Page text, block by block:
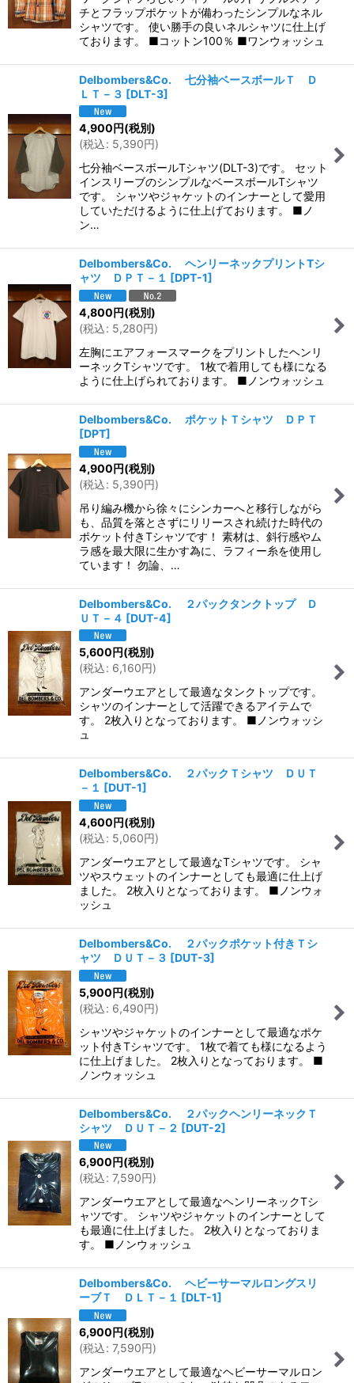
チとフラップポケットが備わったシンプルなネル
シャツです。 使い勝手の良いネルシャツに仕上げ
ております。 ■コットン100％ ■ワンウォッシュ
Delbombers&Co. 七分袖ベースボールＴ Ｄ
ＬＴ－３ [DLT-3]
4,900円(税別)
(税込: 5,390円)
七分袖ベースボールTシャツ(DLT-3)です。 セット
インスリーブのシンプルなベースボールTシャツ
です。 シャツやジャケットのインナーとして愛用
していただけるように仕上げております。 ■ノ
ン…
Delbombers&Co. ヘンリーネックプリントTシ
ャツ ＤＰＴ－１ [DPT-1]
4,800円(税別)
(税込: 5,280円)
左胸にエアフォースマークをプリントしたヘンリ
ーネックTシャツです。 1枚で着用しても様になる
ように仕上げられております。 ■ノンウォッシュ
Delbombers&Co. ポケットＴシャツ ＤＰＴ
[DPT]
4,900円(税別)
(税込: 5,390円)
吊り編み機から徐々にシンカーへと移行しながら
も、品質を落とさずにリリースされ続けた時代の
ポケット付きTシャツです！ 素材は、斜行感やム
ラ感を最大限に生かす為に、ラフィー糸を使用し
ています！ 勿論、…
Delbombers&Co. ２パックタンクトップ Ｄ
ＵＴ－４ [DUT-4]
5,600円(税別)
(税込: 6,160円)
アンダーウエアとして最適なタンクトップです。
シャツのインナーとして活躍できるアイテムで
す。 2枚入りとなっております。 ■ノンウォッシ
ュ
Delbombers&Co. ２パックＴシャツ ＤＵＴ
－１ [DUT-1]
4,600円(税別)
(税込: 5,060円)
アンダーウエアとして最適なTシャツです。 シャ
ツやスウェットのインナーとしても最適に仕上げ
ました。 2枚入りとなっております。 ■ノンウォ
ッシュ
Delbombers&Co. ２パックポケット付きＴシ
ャツ ＤＵＴ－３ [DUT-3]
5,900円(税別)
(税込: 6,490円)
シャツやジャケットのインナーとして最適なポケ
ット付きTシャツです。 1枚で着ても様になるよう
に仕上げました。 2枚入りとなっております。 ■
ノンウォッシュ
Delbombers&Co. ２パックヘンリーネックＴ
シャツ ＤＵＴ－２ [DUT-2]
6,900円(税別)
(税込: 7,590円)
アンダーウエアとして最適なヘンリーネックTシ
ャツです。 シャツやジャケットのインナーとして
も最適に仕上げました。 2枚入りとなっておりま
す。 ■ノンウォッシュ
Delbombers&Co. ヘビーサーマルロングスリ
ーブＴ ＤＬＴ－１ [DLT-1]
6,900円(税別)
(税込: 7,590円)
アンダーウエアとして最適なヘビーサーマルロン